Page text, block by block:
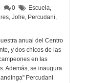
0 Escuela,
, Jofre, Percudani,
anual del Centro
y dos chicos de las
en las
Además, se inaugura
Percudani